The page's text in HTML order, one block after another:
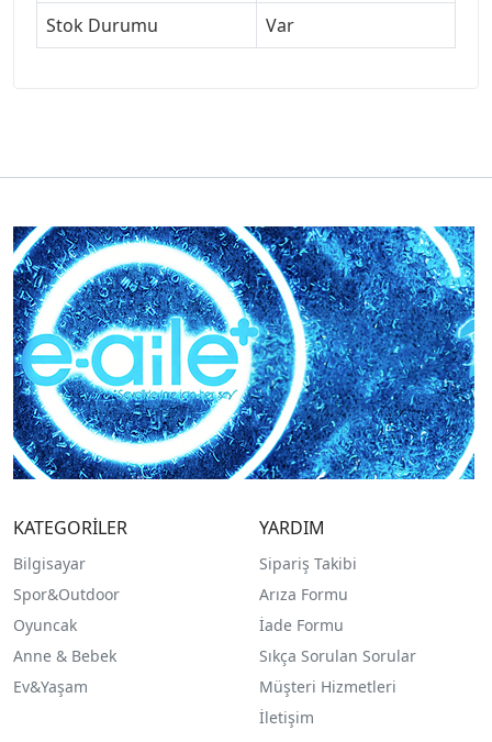
Stok Durumu
Var
KATEGORİLER
Bilgisayar
Spor&Outdoor
Oyuncak
Anne & Bebek
Ev&Yaşam
YARDIM
Sipariş Takibi
Arıza Formu
İade Formu
Sıkça Sorulan Sorular
Müşteri Hizmetleri
İletişim